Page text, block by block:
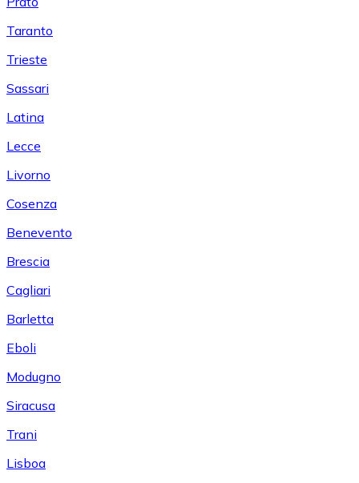
Taranto
Trieste
Sassari
Latina
Lecce
Livorno
Cosenza
Benevento
Brescia
Cagliari
Barletta
Eboli
Modugno
Siracusa
Trani
Lisboa